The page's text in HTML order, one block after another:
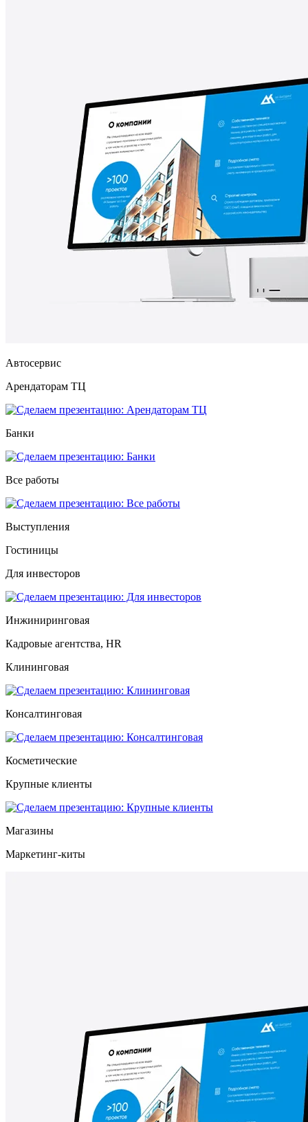
Автосервис
Арендаторам ТЦ
Банки
Все работы
Выступления
Гостиницы
Для инвесторов
Инжиниринговая
Кадровые агентства, HR
Клининговая
Консалтинговая
Косметические
Крупные клиенты
Магазины
Маркетинг-киты